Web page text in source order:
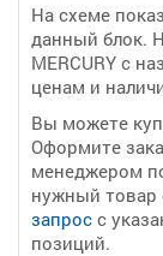
На схеме
данный блок.
MERCURY с
ценам и
Вы можете
Оформите
менеджером
нужный товар
запрос с
позиций.